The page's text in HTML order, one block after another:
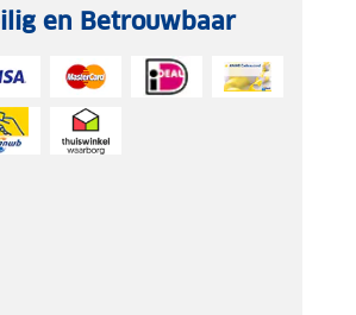
en Betrouwbaar